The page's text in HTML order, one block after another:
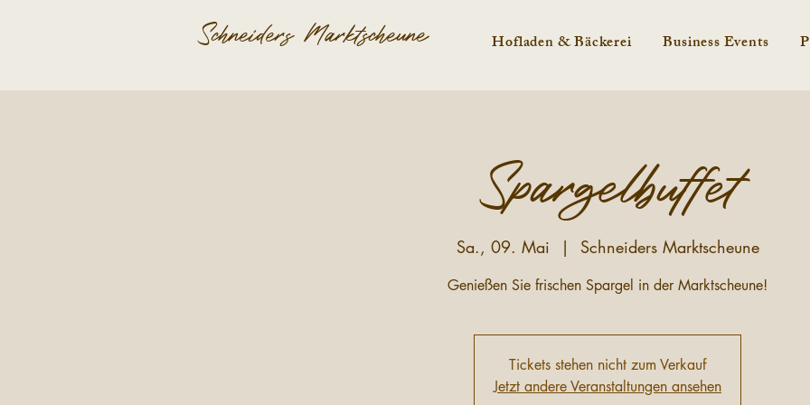
Schneiders Marktscheune Hofladen & Bäckerei Business Events
Spargelbuffet
Sa., 09. Mai
  |
Schneiders Marktscheune
Genießen Sie frischen Spargel in der Marktscheune!
Tickets stehen nicht zum Verkauf
Jetzt andere Veranstaltungen ansehen